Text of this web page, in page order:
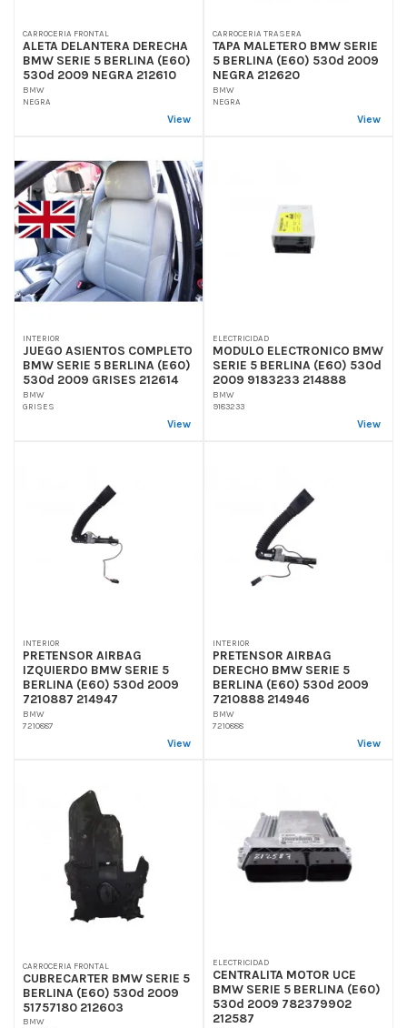
CARROCERIA FRONTAL
ALETA DELANTERA DERECHA
BMW SERIE 5 BERLINA (E60)
530d 2009 NEGRA 212610
BMW
NEGRA
View
CARROCERIA TRASERA
TAPA MALETERO BMW SERIE
5 BERLINA (E60) 530d 2009
NEGRA 212620
BMW
NEGRA
View
INTERIOR
JUEGO ASIENTOS COMPLETO
BMW SERIE 5 BERLINA (E60)
530d 2009 GRISES 212614
BMW
GRISES
View
ELECTRICIDAD
MODULO ELECTRONICO BMW
SERIE 5 BERLINA (E60) 530d
2009 9183233 214888
BMW
9183233
View
INTERIOR
PRETENSOR AIRBAG
IZQUIERDO BMW SERIE 5
BERLINA (E60) 530d 2009
7210887 214947
BMW
7210887
View
INTERIOR
PRETENSOR AIRBAG
DERECHO BMW SERIE 5
BERLINA (E60) 530d 2009
7210888 214946
BMW
7210888
View
CARROCERIA FRONTAL
CUBRECARTER BMW SERIE 5
BERLINA (E60) 530d 2009
51757180 212603
BMW
ELECTRICIDAD
CENTRALITA MOTOR UCE
BMW SERIE 5 BERLINA (E60)
530d 2009 782379902
212587